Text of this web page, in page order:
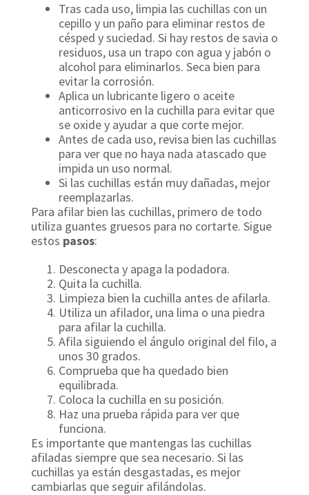
Tras cada uso, limpia las cuchillas con un
cepillo y un paño para eliminar restos de
césped y suciedad. Si hay restos de savia o
residuos, usa un trapo con agua y jabón o
alcohol para eliminarlos. Seca bien para
evitar la corrosión.
Aplica un lubricante ligero o aceite
anticorrosivo en la cuchilla para evitar que
se oxide y ayudar a que corte mejor.
Antes de cada uso, revisa bien las cuchillas
para ver que no haya nada atascado que
impida un uso normal.
Si las cuchillas están muy dañadas, mejor
reemplazarlas.
Para afilar bien las cuchillas, primero de todo
utiliza guantes gruesos para no cortarte. Sigue
estos pasos:
Desconecta y apaga la podadora.
Quita la cuchilla.
Limpieza bien la cuchilla antes de afilarla.
Utiliza un afilador, una lima o una piedra
para afilar la cuchilla.
Afila siguiendo el ángulo original del filo, a
unos 30 grados.
Comprueba que ha quedado bien
equilibrada.
Coloca la cuchilla en su posición.
Haz una prueba rápida para ver que
funciona.
Es importante que mantengas las cuchillas
afiladas siempre que sea necesario. Si las
cuchillas ya están desgastadas, es mejor
cambiarlas que seguir afilándolas.